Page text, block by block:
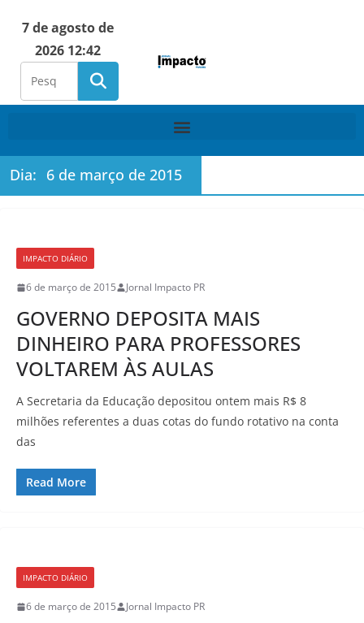
7 de agosto de
2026 12:42
Dia: 6 de março de 2015
IMPACTO DIÁRIO
6 de março de 2015 Jornal Impacto PR
GOVERNO DEPOSITA MAIS
DINHEIRO PARA PROFESSORES
VOLTAREM ÀS AULAS
A Secretaria da Educação depositou ontem mais R$ 8
milhões referentes a duas cotas do fundo rotativo na conta
das
Read More
IMPACTO DIÁRIO
6 de março de 2015 Jornal Impacto PR